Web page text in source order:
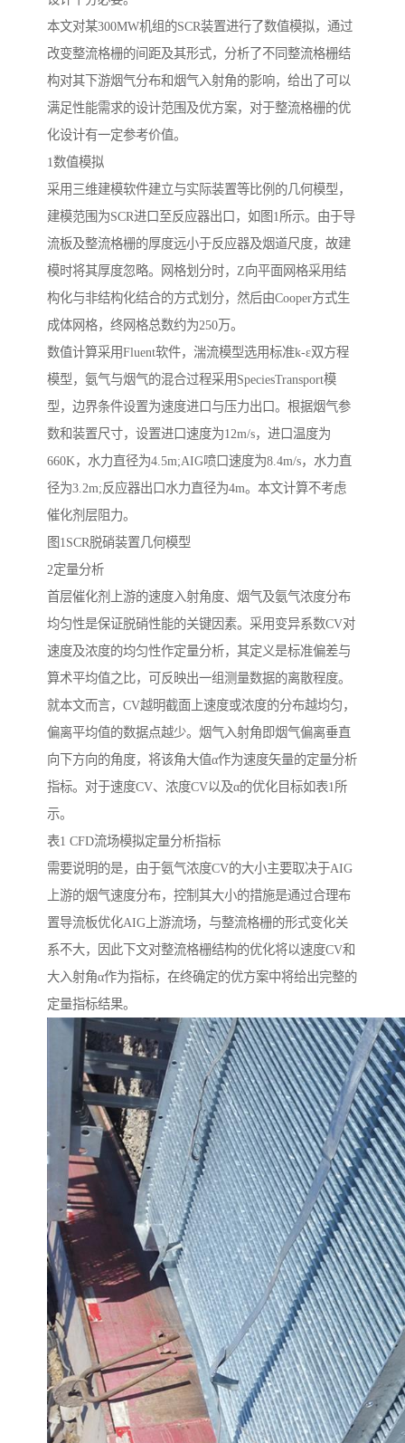
本文对某300MW机组的SCR装置进行了数值模拟，通过
改变整流格栅的间距及其形式，分析了不同整流格栅结
构对其下游烟气分布和烟气入射角的影响，给出了可以
满足性能需求的设计范围及优方案，对于整流格栅的优
化设计有一定参考价值。
1数值模拟
采用三维建模软件建立与实际装置等比例的几何模型，
建模范围为SCR进口至反应器出口，如图1所示。由于导
流板及整流格栅的厚度远小于反应器及烟道尺度，故建
模时将其厚度忽略。网格划分时，Z向平面网格采用结
构化与非结构化结合的方式划分，然后由Cooper方式生
成体网格，终网格总数约为250万。
数值计算采用Fluent软件，湍流模型选用标准k-ε双方程
模型，氨气与烟气的混合过程采用SpeciesTransport模
型，边界条件设置为速度进口与压力出口。根据烟气参
数和装置尺寸，设置进口速度为12m/s，进口温度为
660K，水力直径为4.5m;AIG喷口速度为8.4m/s，水力直
径为3.2m;反应器出口水力直径为4m。本文计算不考虑
催化剂层阻力。
图1SCR脱硝装置几何模型
2定量分析
首层催化剂上游的速度入射角度、烟气及氨气浓度分布
均匀性是保证脱硝性能的关键因素。采用变异系数CV对
速度及浓度的均匀性作定量分析，其定义是标准偏差与
算术平均值之比，可反映出一组测量数据的离散程度。
就本文而言，CV越明截面上速度或浓度的分布越均匀，
偏离平均值的数据点越少。烟气入射角即烟气偏离垂直
向下方向的角度，将该角大值α作为速度矢量的定量分析
指标。对于速度CV、浓度CV以及α的优化目标如表1所
示。
表1 CFD流场模拟定量分析指标
需要说明的是，由于氨气浓度CV的大小主要取决于AIG
上游的烟气速度分布，控制其大小的措施是通过合理布
置导流板优化AIG上游流场，与整流格栅的形式变化关
系不大，因此下文对整流格栅结构的优化将以速度CV和
大入射角α作为指标，在终确定的优方案中将给出完整的
定量指标结果。